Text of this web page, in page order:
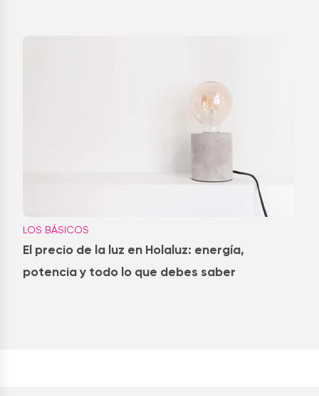
LOS BÁSICOS
El precio de la luz en Holaluz: energía,
potencia y todo lo que debes saber